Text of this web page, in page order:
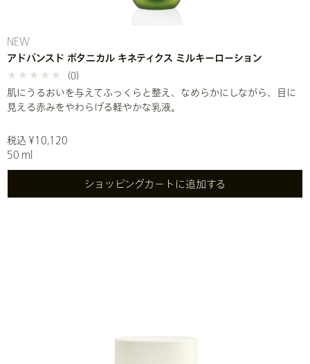
NEW
アドバンスド ボタニカル キネティクス ミルキーローション
(0)
肌にうるおいを与えてふっくらと整え、なめらかにしながら、目に
見える赤みをやわらげる軽やかな乳液。
税込 ¥10,120
50 ml
ショッピングカートに追加する